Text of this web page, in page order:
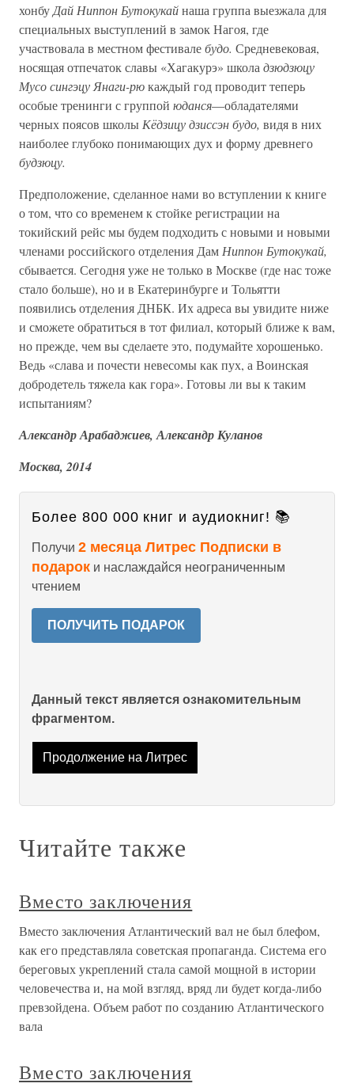
хонбу Дай Ниппон Бутокукайнаша группа выезжала для
специальных выступлений в замок Нагоя, где
участвовала в местном фестивалебудо. Средневековая,
носящая отпечаток славы «Хагакурэ» школа дзюдзюцу
Мусо сингэцу Янаги-рюкаждый год проводит теперь
особые тренинги с группой юданся—обладателями
черных поясов школы Кёдзицу дзиссэн будо, видя в них
наиболее глубоко понимающих дух и форму древнего
будзюцу.
Предположение, сделанное нами во вступлении к книге
о том, что со временем к стойке регистрации на
токийский рейс мы будем подходить с новыми и новыми
членами российского отделения Дам Ниппон Бутокукай,
сбывается. Сегодня уже не только в Москве (где нас тоже
стало больше), но и в Екатеринбурге и Тольятти
появились отделения ДНБК. Их адреса вы увидите ниже
и сможете обратиться в тот филиал, который ближе к вам,
но прежде, чем вы сделаете это, подумайте хорошенько.
Ведь «слава и почести невесомы как пух, а Воинская
добродетель тяжела как гора». Готовы ли вы к таким
испытаниям?
Александр Арабаджиев, Александр Куланов
Москва, 2014
Более 800 000 книг и аудиокниг! 📚
Получи 2 месяца Литрес Подписки в
подарок и наслаждайся неограниченным
чтением
ПОЛУЧИТЬ ПОДАРОК
Данный текст является ознакомительным
фрагментом.
Продолжение на Литрес
Читайте также
Вместо заключения
Вместо заключения Атлантический вал не был блефом,
как его представляла советская пропаганда. Система его
береговых укреплений стала самой мощной в истории
человечества и, на мой взгляд, вряд ли будет когда-либо
превзойдена. Объем работ по созданию Атлантического
вала
Вместо заключения